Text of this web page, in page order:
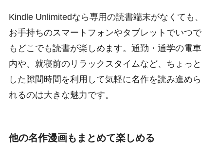
Kindle Unlimitedなら専用の読書端末がなくても、
お手持ちのスマートフォンやタブレットでいつで
もどこでも読書が楽しめます。通勤・通学の電車
内や、就寝前のリラックスタイムなど、ちょっと
した隙間時間を利用して気軽に名作を読み進めら
れるのは大きな魅力です。
他の名作漫画もまとめて楽しめる